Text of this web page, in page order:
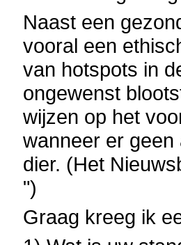
Naast een
vooral een
van hotspots in
ongewenst
wijzen op het
wanneer er
dier. (Het
")
Graag kreeg ik